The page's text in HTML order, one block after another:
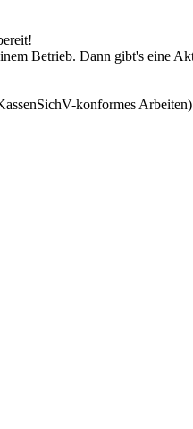
!
Betrieb. Dann gibt's eine
-konformes Arbeiten)